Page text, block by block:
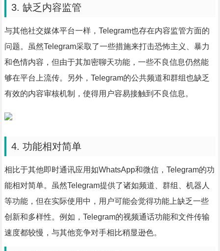
3. 缺乏内容监管
与其他社交媒体平台一样，Telegram也存在内容监管方面的
问题。虽然Telegram采取了一些措施来打击恐怖主义、暴力
和色情内容，但由于其加密聊天功能，一些不良信息仍然能
够在平台上流传。另外，Telegram的公共频道和群组也缺乏
有效的内容审核机制，使得用户容易接触到不良信息。
4. 功能相对简单
相比于其他即时通讯应用如WhatsApp和微信，Telegram的功
能相对简单。虽然Telegram提供了诸如频道、群组、机器人
等功能，但在实际使用中，用户可能会觉得功能上缺乏一些
创新和多样性。例如，Telegram的视频通话功能和文件传输
速度都较慢，与其他竞争对手相比稍显逊色。